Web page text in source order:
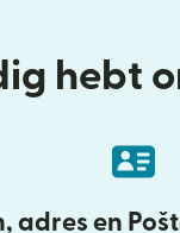
hebt
adres en